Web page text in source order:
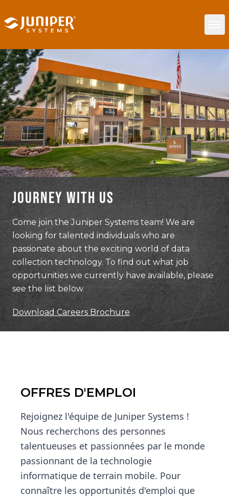
JOURNEY WITH US
Come join the Juniper Systems team! We are
looking for talented individuals who are
passionate about the exciting world of data
collection technology. To find out what job
opportunities we currently have available, please
see the list below.
Download Careers Brochure
OFFRES D'EMPLOI
Rejoignez l'équipe de Juniper Systems !
Nous recherchons des personnes
talentueuses et passionnées par le monde
passionnant de la technologie
informatique de terrain mobile. Pour
connaître les opportunités d'emploi que